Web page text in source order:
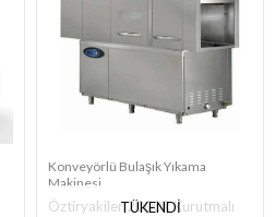
TÜKENDI
Konveyörlü Bulaşık Yıkama
Makinesi
Öztiryakiler 2000R Kurutmalı